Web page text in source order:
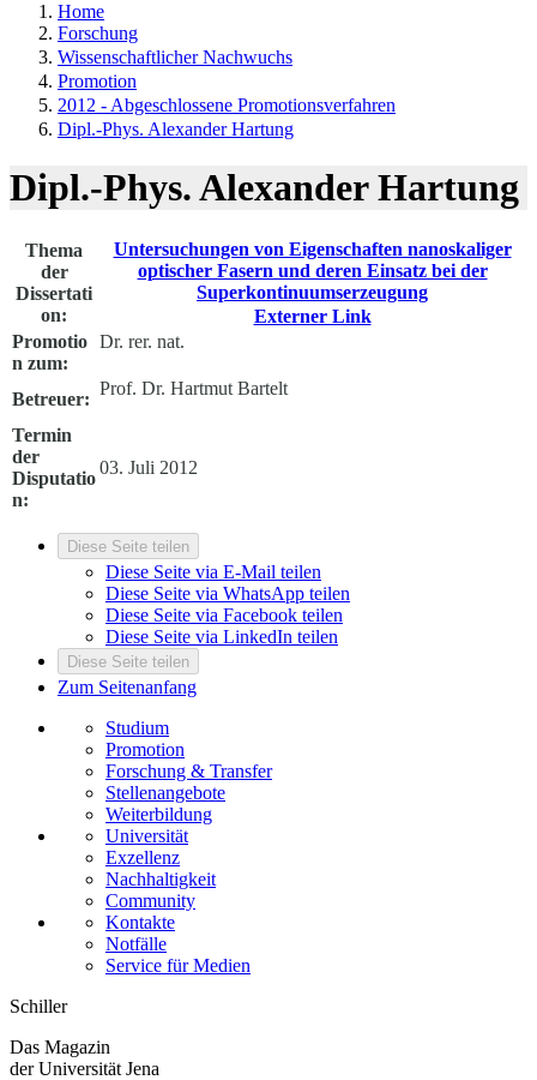
Home
Forschung
Wissenschaftlicher Nachwuchs
Promotion
2012 - Abgeschlossene Promotionsverfahren
Dipl.-Phys. Alexander Hartung
Dipl.-Phys. Alexander Hartung
Thema
der
Dissertati
on:
Untersuchungen von Eigenschaften nanoskaliger
optischer Fasern und deren Einsatz bei der
Superkontinuumserzeugung
Externer Link
Promotio
n zum:
Dr. rer. nat.
Betreuer:
Prof. Dr. Hartmut Bartelt
Termin
der
Disputatio
n:
03. Juli 2012
Diese Seite teilen
Diese Seite via E-Mail teilen
Diese Seite via WhatsApp teilen
Diese Seite via Facebook teilen
Diese Seite via LinkedIn teilen
Diese Seite teilen
Zum Seitenanfang
Studium
Promotion
Forschung & Transfer
Stellenangebote
Weiterbildung
Universität
Exzellenz
Nachhaltigkeit
Community
Kontakte
Notfälle
Service für Medien
Schiller
Das Magazin
der Universität Jena